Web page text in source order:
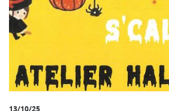
13/10/25